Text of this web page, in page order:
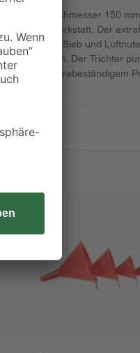
einem Durchmesser 150
und Werkstatt. Der
Handgriff, Sieb und
Der Trichter
aus säurebeständigem